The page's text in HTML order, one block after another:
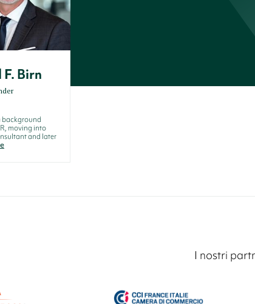
Birn
background
moving into
and later
I nostri